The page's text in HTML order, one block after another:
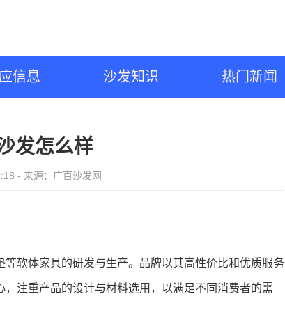
信息 沙发知识 热门新闻
发怎么样
- 来源：广百沙发网
软体家具的研发与生产。品牌以其高性价比和优质服务
注重产品的设计与材料选用，以满足不同消费者的需